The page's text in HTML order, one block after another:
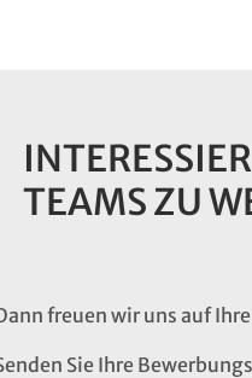
TEAMS ZU
freuen wir uns auf
Sie Ihre